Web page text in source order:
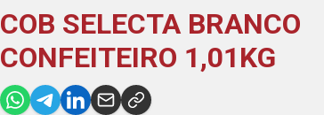
COB SELECTA BRANCO
CONFEITEIRO 1,01KG